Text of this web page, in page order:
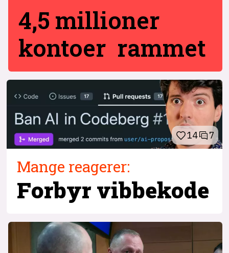
4,5 millioner
kontoer rammet
14 7
Mange reagerer:
Forbyr vibbekode